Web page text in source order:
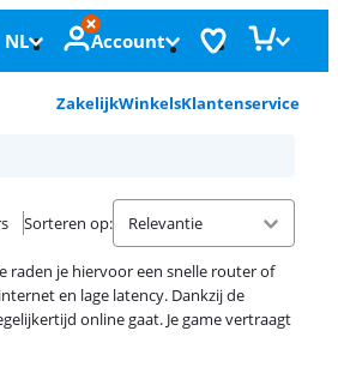
NL Account
ZakelijkWinkelsKlantenservice
Sorteren op:
raden je hiervoor een snelle router of
en lage latency. Dankzij de
online gaat. Je game vertraagt